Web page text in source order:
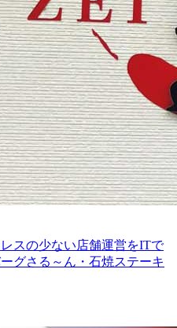
スの少ない店舗運営をITで
グさる～ん・石焼ステーキ